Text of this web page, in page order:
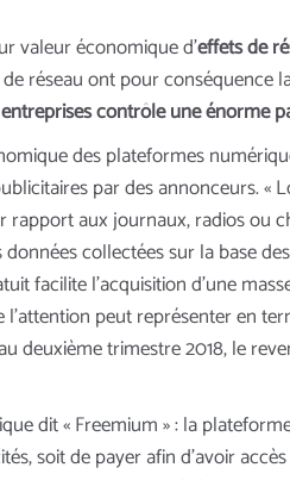
valeur économique d’effets de
réseau ont pour conséquence
contrôle une énorme
des plateformes
par des annonceurs.
rapport aux journaux, radios ou
collectées sur la base
facilite l’acquisition d’une
peut représenter en
deuxième trimestre 2018, le
dit « Freemium » : la
soit de payer afin d’avoir